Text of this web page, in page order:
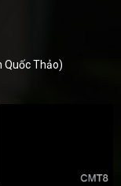
Quốc Thảo)